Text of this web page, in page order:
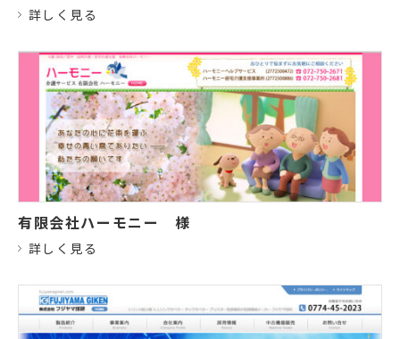
詳しく見る
有限会社ハーモニー様
詳しく見る